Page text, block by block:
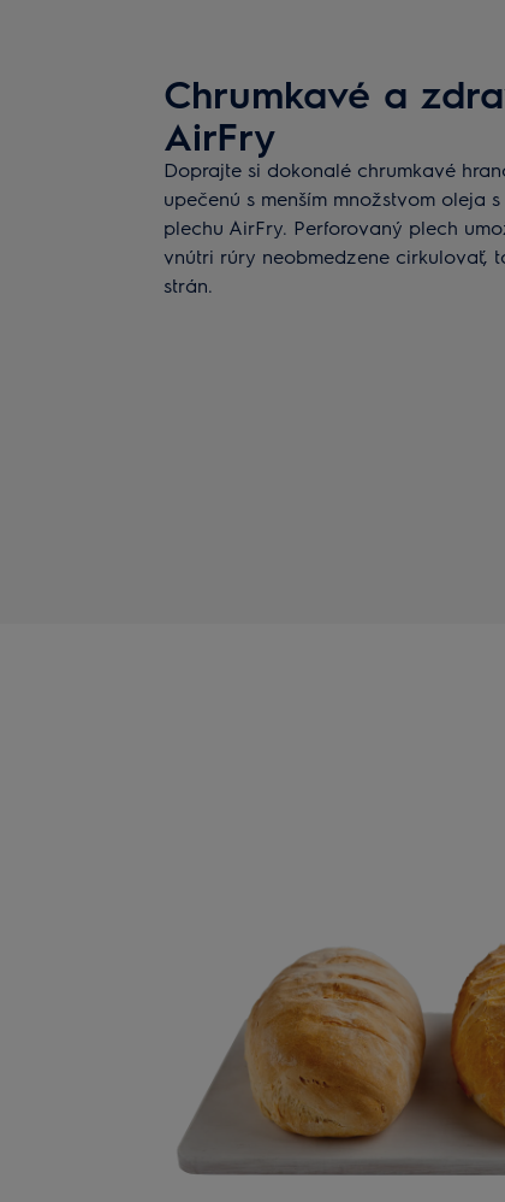
Chrumkavé a
AirFry
Doprajte si dokonalé chrumkavé
upečenú s menším množstvom oleja
plechu AirFry. Perforovaný plech
vnútri rúry neobmedzene cirkulovať,
strán.